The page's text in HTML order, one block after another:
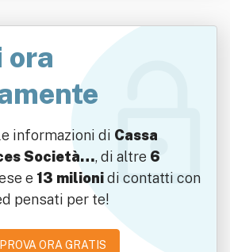
ora
informazioni di Cassa
Società…, di altre 6
e 13 milionidi contatti con
pensati per te!
PROVA ORA GRATIS